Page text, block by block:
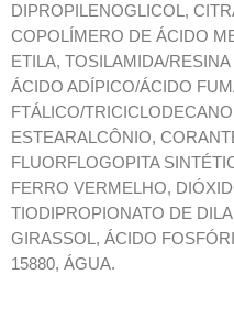
DIPROPILENOGLICOL,
COPOLÍMERO DE ÁCIDO
ETILA, TOSILAMIDA/
ÁCIDO ADÍPICO/ÁCIDO
FTÁLICO/
ESTEARALCÔNIO,
FLUORFLOGOPITA
FERRO VERMELHO,
TIODIPROPIONATO DE
GIRASSOL, ÁCIDO
15880, ÁGUA.